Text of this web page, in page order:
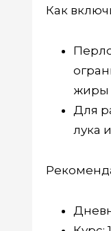
Как
жиры
Для
лука